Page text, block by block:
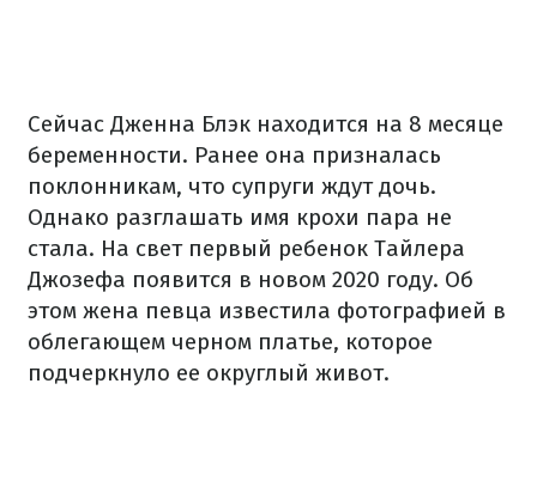
Сейчас Дженна Блэк находится на 8 месяце
беременности. Ранее она призналась
поклонникам, что супруги ждут дочь.
Однако разглашать имя крохи пара не
стала. На свет первый ребенок Тайлера
Джозефа появится в новом 2020 году. Об
этом жена певца известила фотографией в
облегающем черном платье, которое
подчеркнуло ее округлый живот.